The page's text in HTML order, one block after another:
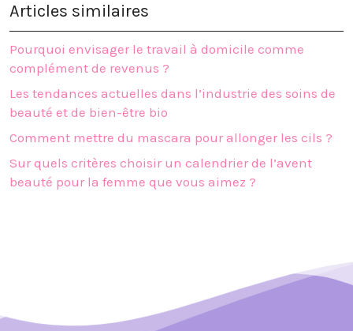
Articles similaires
Pourquoi envisager le travail à domicile comme
complément de revenus ?
Les tendances actuelles dans l’industrie des soins de
beauté et de bien-être bio
Comment mettre du mascara pour allonger les cils ?
Sur quels critères choisir un calendrier de l’avent
beauté pour la femme que vous aimez ?